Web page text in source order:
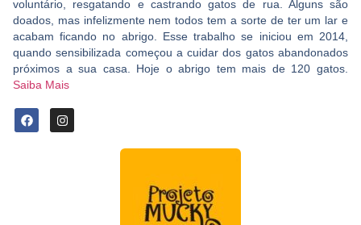
voluntário, resgatando e castrando gatos de rua. Alguns são
doados, mas infelizmente nem todos tem a sorte de ter um lar e
acabam ficando no abrigo. Esse trabalho se iniciou em 2014,
quando sensibilizada começou a cuidar dos gatos abandonados
próximos a sua casa. Hoje o abrigo tem mais de 120 gatos.
Saiba Mais